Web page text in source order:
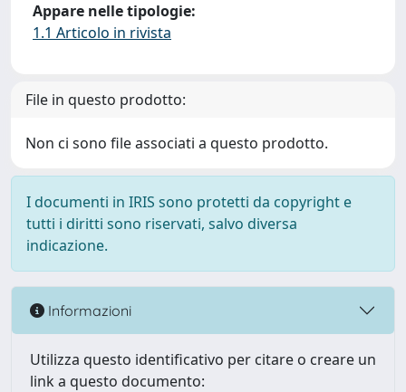
Appare nelle tipologie:
1.1 Articolo in rivista
File in questo prodotto:
Non ci sono file associati a questo prodotto.
I documenti in IRIS sono protetti da copyright e
tutti i diritti sono riservati, salvo diversa
indicazione.
Informazioni
Utilizza questo identificativo per citare o creare un
link a questo documento: